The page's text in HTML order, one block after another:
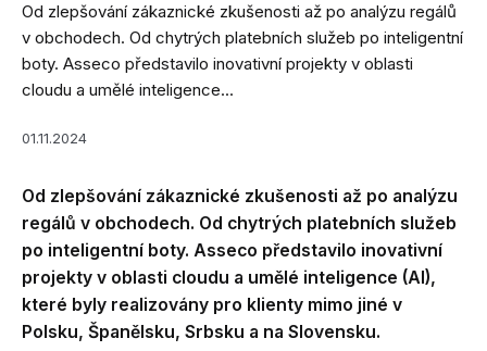
Od zlepšování zákaznické zkušenosti až po analýzu regálů
v obchodech. Od chytrých platebních služeb po inteligentní
boty. Asseco představilo inovativní projekty v oblasti
cloudu a umělé inteligence...
01.11.2024
Od zlepšování zákaznické zkušenosti až po analýzu
regálů v obchodech. Od chytrých platebních služeb
po inteligentní boty. Asseco představilo inovativní
projekty v oblasti cloudu a umělé inteligence (AI),
které byly realizovány pro klienty mimo jiné v
Polsku, Španělsku, Srbsku a na Slovensku.